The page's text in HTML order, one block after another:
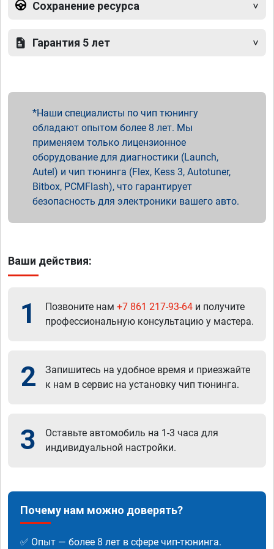
Сохранение ресурса
Гарантия 5 лет
Наши специалисты по чип тюнингу
обладают опытом более 8 лет. Мы
применяем только лицензионное
оборудование для диагностики (Launch,
Autel) и чип тюнинга (Flex, Kess 3, Autotuner,
Bitbox, PCMFlash), что гарантирует
безопасность для электроники вашего авто.
Ваши действия:
1 Позвоните нам +7 861 217-93-64 и получите
профессиональную консультацию у мастера.
2
Запишитесь на удобное время и приезжайте
к нам в сервис на установку чип тюнинга.
3
Оставьте автомобиль на 1-3 часа для
индивидуальной настройки.
Почему нам можно доверять?
✅ Опыт — более 8 лет в сфере чип-тюнинга.